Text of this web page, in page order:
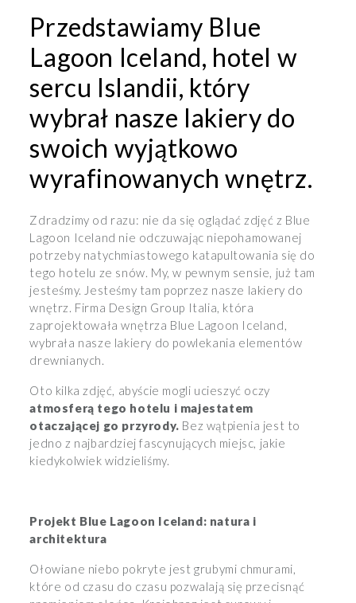
Przedstawiamy Blue
Lagoon Iceland, hotel w
sercu Islandii, który
wybrał nasze lakiery do
swoich wyjątkowo
wyrafinowanych wnętrz.
Zdradzimy od razu: nie da się oglądać zdjęć z Blue
Lagoon Iceland nie odczuwając niepohamowanej
potrzeby natychmiastowego katapultowania się do
tego hotelu ze snów. My, w pewnym sensie, już tam
jesteśmy. Jesteśmy tam poprzez nasze lakiery do
wnętrz. Firma Design Group Italia, która
zaprojektowała wnętrza Blue Lagoon Iceland,
wybrała nasze lakiery do powlekania elementów
drewnianych.
Oto kilka zdjęć, abyście mogli ucieszyć oczy
atmosferą tego hotelu i majestatem
otaczającej go przyrody. Bez wątpienia jest to
jedno z najbardziej fascynujących miejsc, jakie
kiedykolwiek widzieliśmy.
Projekt Blue Lagoon Iceland: natura i
architektura
Ołowiane niebo pokryte jest grubymi chmurami,
które od czasu do czasu pozwalają się przecisnąć